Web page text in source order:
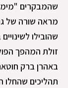
שהמבקרים
מראה שורה של
שהובילו
זולת המהפך
באהרן ברק
תהליכים שהחלו